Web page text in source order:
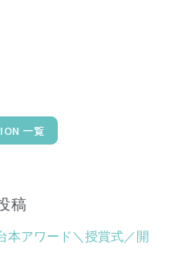
一覧
稿
本アワード＼授賞式／開